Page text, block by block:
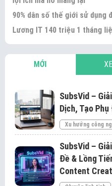
90% dân số thế giới sử dụng
Lương IT 140 triệu 1 tháng
MỚI
SubsVid –
Dịch, Tạo
Xu hướng công
SubsVid –
Đề & Lồng
Content